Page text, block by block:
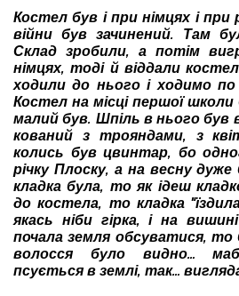
Костел був і при німцях і при
війни був зачинений. Там
Склад зробили, а потім
німцях, тоді й віддали
ходили до нього і ходимо по
Костел на місці першої
малий був. Шпіль в нього був
кований з трояндами, з
колись був цвинтар, бо
річку Плоску, а на весну
кладка була, то як ідеш
до костела, то кладка
якась ніби гірка, і на
почала земля обсуватися, то
волосся було видно…
псується в землі, так…